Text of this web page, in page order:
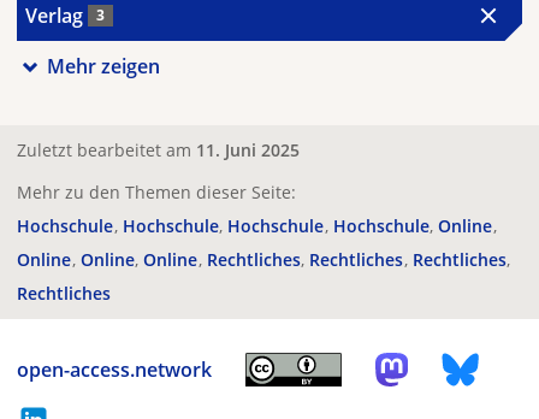
Verlag 3
Mehr zeigen
Zuletzt bearbeitet am 11. Juni 2025
Mehr zu den Themen dieser Seite:
Hochschule Hochschule Hochschule Hochschule Online
Online Online Online Rechtliches Rechtliches Rechtliches
Rechtliches
open-access.network